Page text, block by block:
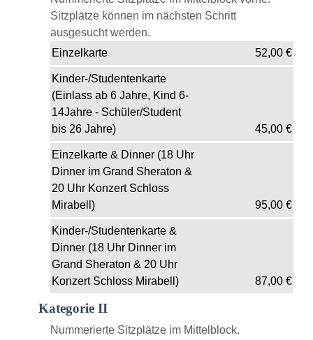
Sitzplätze können im nächsten Schritt
ausgesucht werden.
Einzelkarte
52,00€
Kinder-/Studentenkarte
(Einlass ab 6 Jahre, Kind 6-
14Jahre - Schüler/Student
bis 26 Jahre)
45,00€
Einzelkarte & Dinner (18 Uhr
Dinner im Grand Sheraton &
20 Uhr Konzert Schloss
Mirabell)
95,00€
Kinder-/Studentenkarte &
Dinner (18 Uhr Dinner im
Grand Sheraton & 20 Uhr
Konzert Schloss Mirabell)
87,00€
Kategorie II
Nummerierte Sitzplätze im Mittelblock.